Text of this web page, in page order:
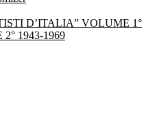
D’ITALIA” VOLUME 1°
1943-1969